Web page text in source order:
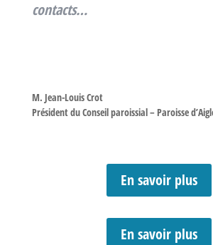
M. Jean-Louis Crot
Président du Conseil paroissial – Paroisse
En savoir plus
En savoir plus